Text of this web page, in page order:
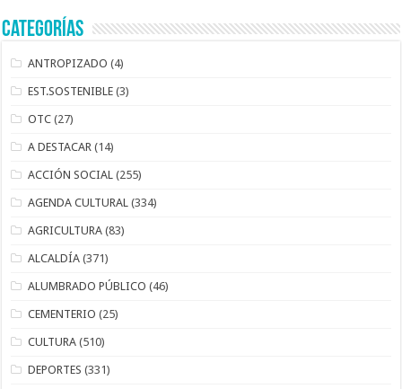
Categorías
ANTROPIZADO (4)
EST.SOSTENIBLE (3)
OTC (27)
A DESTACAR (14)
ACCIÓN SOCIAL (255)
AGENDA CULTURAL (334)
AGRICULTURA (83)
ALCALDÍA (371)
ALUMBRADO PÚBLICO (46)
CEMENTERIO (25)
CULTURA (510)
DEPORTES (331)